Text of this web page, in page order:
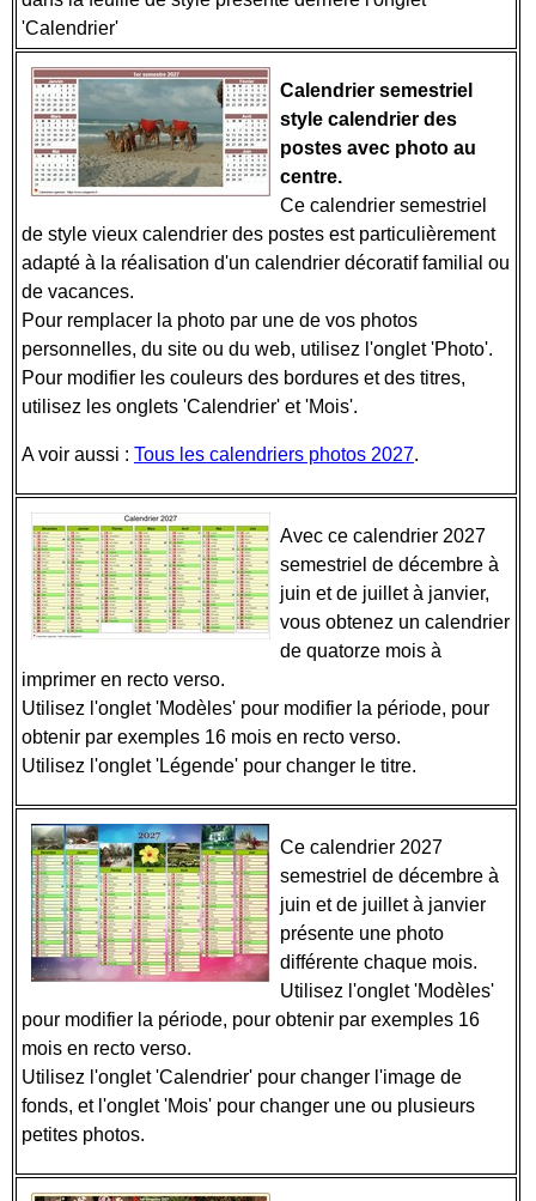
'Calendrier'
Calendrier semestriel
style calendrier des
postes avec photo au
centre.
Ce calendrier semestriel
de style vieux calendrier des postes est particulièrement
adapté à la réalisation d'un calendrier décoratif familial ou
de vacances.
Pour remplacer la photo par une de vos photos
personnelles, du site ou du web, utilisez l'onglet 'Photo'.
Pour modifier les couleurs des bordures et des titres,
utilisez les onglets 'Calendrier' et 'Mois'.
A voir aussi : Tous les calendriers photos 2027.
Avec ce calendrier 2027
semestriel de décembre à
juin et de juillet à janvier,
vous obtenez un calendrier
de quatorze mois à
imprimer en recto verso.
Utilisez l'onglet 'Modèles' pour modifier la période, pour
obtenir par exemples 16 mois en recto verso.
Utilisez l'onglet 'Légende' pour changer le titre.
Ce calendrier 2027
semestriel de décembre à
juin et de juillet à janvier
présente une photo
différente chaque mois.
Utilisez l'onglet 'Modèles'
pour modifier la période, pour obtenir par exemples 16
mois en recto verso.
Utilisez l'onglet 'Calendrier' pour changer l'image de
fonds, et l'onglet 'Mois' pour changer une ou plusieurs
petites photos.